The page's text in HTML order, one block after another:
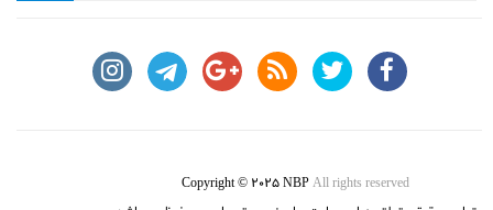
Copyright © 2025 NBPAll rights reserved